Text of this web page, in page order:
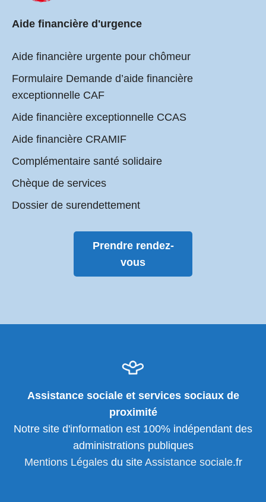
Aide financière d'urgence
Aide financière urgente pour chômeur
Formulaire Demande d’aide financière
exceptionnelle CAF
Aide financière exceptionnelle CCAS
Aide financière CRAMIF
Complémentaire santé solidaire
Chèque de services
Dossier de surendettement
Prendre rendez-
vous
Assistance sociale et services sociaux de
proximité
Notre site d'information est 100% indépendant des
administrations publiques
Mentions Légalesdu site Assistance sociale.fr